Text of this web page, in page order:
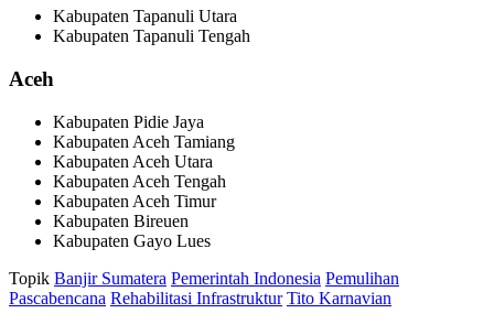
Kabupaten Tapanuli Utara
Kabupaten Tapanuli Tengah
Aceh
Kabupaten Pidie Jaya
Kabupaten Aceh Tamiang
Kabupaten Aceh Utara
Kabupaten Aceh Tengah
Kabupaten Aceh Timur
Kabupaten Bireuen
Kabupaten Gayo Lues
Topik Banjir Sumatera Pemerintah Indonesia Pemulihan
Pascabencana Rehabilitasi Infrastruktur Tito Karnavian